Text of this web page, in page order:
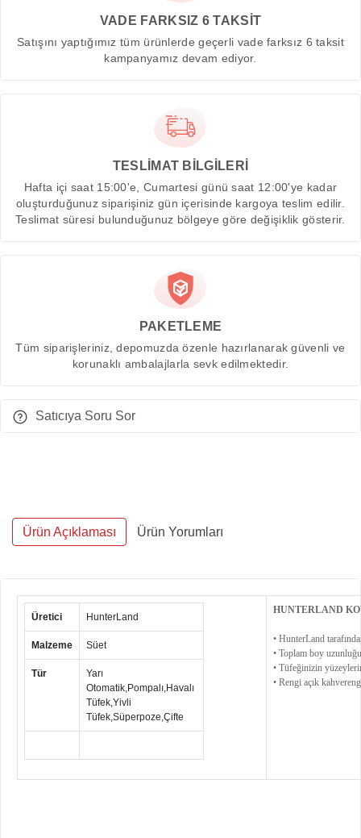
VADE FARKSIZ 6 TAKSİT
Satışını yaptığımız tüm ürünlerde geçerli vade farksız 6 taksit
kampanyamız devam ediyor.
TESLİMAT BİLGİLERİ
Hafta içi saat 15:00'e, Cumartesi günü saat 12:00'ye kadar
oluşturduğunuz siparişiniz gün içerisinde kargoya teslim edilir.
Teslimat süresi bulunduğunuz bölgeye göre değişiklik gösterir.
PAKETLEME
Tüm siparişleriniz, depomuzda özenle hazırlanarak güvenli ve
korunaklı ambalajlarla sevk edilmektedir.
Satıcıya Soru Sor
Ürün Açıklaması Ürün Yorumları
Üretici HunterLand
Malzeme Süet
Tür
Yarı
Otomatik,Pompalı,Havalı
Tüfek,Yivli
Tüfek,Süperpoze,Çifte
HUNTERLAND
• HunterLand
• Toplam boy
• Tüfeğinizin
• Rengi açık